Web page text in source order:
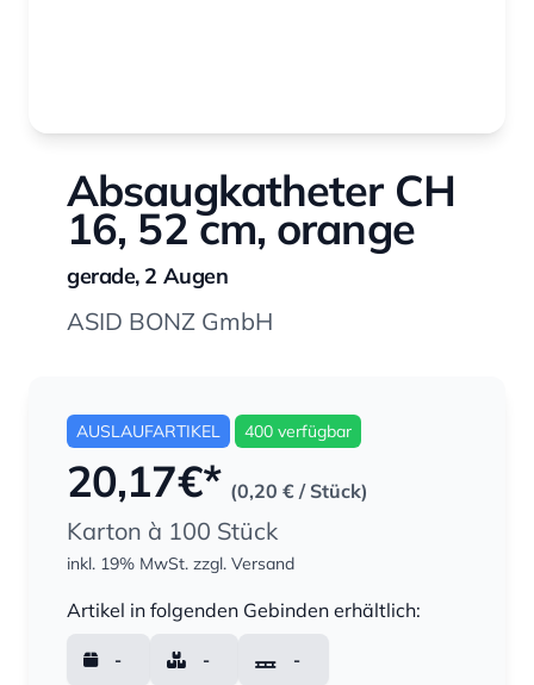
Absaugkatheter CH
16, 52 cm, orange
gerade, 2 Augen
ASID BONZ GmbH
AUSLAUFARTIKEL 400 verfügbar
20,17€* (0,20 € / Stück)
Karton à 100 Stück
inkl. 19% MwSt. zzgl. Versand
Artikel in folgenden Gebinden erhältlich:
- - -